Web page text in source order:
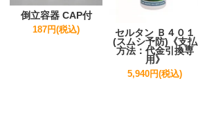
倒立容器 CAP付
187円(税込)
セルタン Ｂ４０１
(スムシ予防)《支払
方法：代金引換専
用》
5,940円(税込)